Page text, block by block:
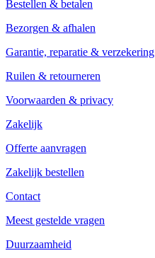
Bestellen & betalen
Bezorgen & afhalen
Garantie, reparatie & verzekering
Ruilen & retourneren
Voorwaarden & privacy
Zakelijk
Offerte aanvragen
Zakelijk bestellen
Contact
Meest gestelde vragen
Duurzaamheid